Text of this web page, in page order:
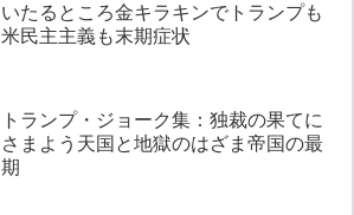
いたるところ金キラキンでトランプも
米民主主義も末期症状
トランプ・ジョーク集：独裁の果てに
さまよう天国と地獄のはざま帝国の最
期